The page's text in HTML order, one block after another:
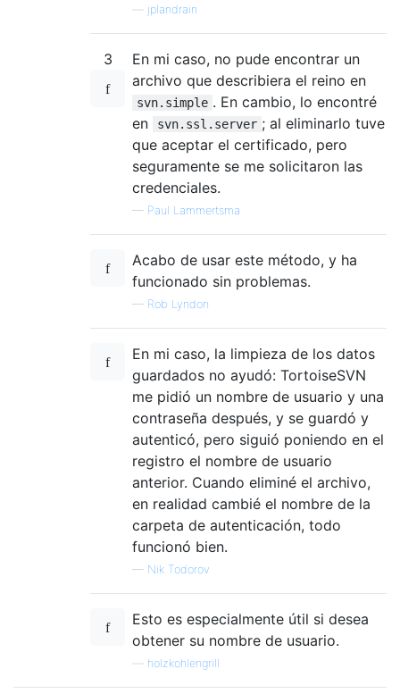
jplandrain
3
En mi caso, no pude encontrar un
archivo que describiera el reino en
svn.simple . En cambio, lo encontré
en
svn.ssl.server ; al eliminarlo tuve
que aceptar el certificado, pero
seguramente se me solicitaron las
credenciales.
— Paul Lammertsma
Acabo de usar este método, y ha
funcionado sin problemas.
— Rob Lyndon
En mi caso, la limpieza de los datos
guardados no ayudó: TortoiseSVN
me pidió un nombre de usuario y una
contraseña después, y se guardó y
autenticó, pero siguió poniendo en el
registro el nombre de usuario
anterior. Cuando eliminé el archivo,
en realidad cambié el nombre de la
carpeta de autenticación, todo
funcionó bien.
— Nik Todorov
Esto es especialmente útil si desea
obtener su nombre de usuario.
holzkohlengrill